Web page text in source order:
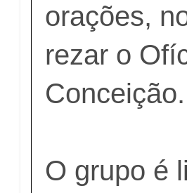
orações,
rezar o
Conceição.
O grupo é